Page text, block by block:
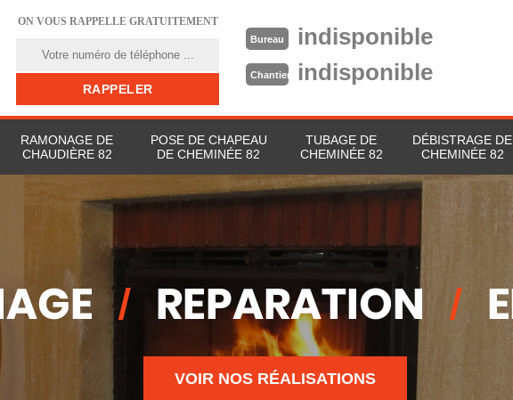
ON VOUS RAPPELLE GRATUITEMENT
Bureau indisponible
Chantier indisponible
RAMONAGE DE
CHAUDIÈRE 82
POSE DE CHAPEAU
DE CHEMINÉE 82
TUBAGE DE
CHEMINÉE 82
DÉBISTRAGE DE
CHEMINÉE 82
VOIR NOS RÉALISATIONS